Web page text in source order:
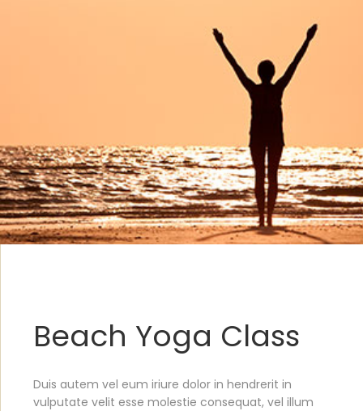
Beach Yoga Class
Duis autem vel eum iriure dolor in hendrerit in
vulputate velit esse molestie consequat, vel illum